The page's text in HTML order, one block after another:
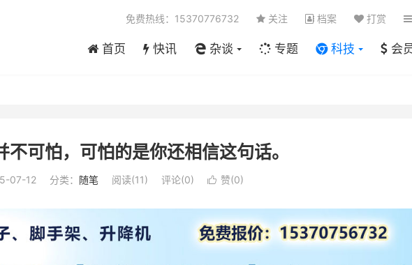
首页 快讯 杂谈 专题 科技 会
免费热线：15370776732 关注 档案 打赏
不可怕，可怕的是你还相信这句话。
07-12 分类： 随笔 阅读(11) 评论(0)  赞(0)